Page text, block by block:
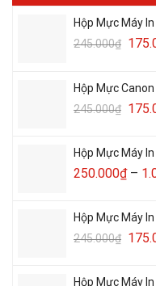
Hộp Mực Máy
245.000₫
Hộp Mực
245.000₫
Hộp Mực Máy
250.000₫ –
Hộp Mực Máy
245.000₫
Hộp Mực Máy